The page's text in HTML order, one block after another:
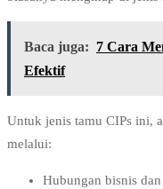
Baca juga: 7 Cara
Efektif
Untuk jenis tamu CIPs ini,
melalui:
Hubungan bisnis